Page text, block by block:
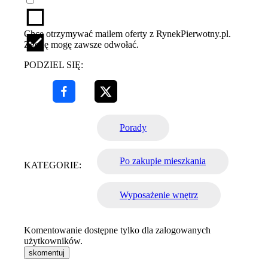
Chcę otrzymywać mailem oferty z RynekPierwotny.pl.
Zgodę mogę zawsze odwołać.
PODZIEL SIĘ:
KATEGORIE:
Porady
Po zakupie mieszkania
Wyposażenie wnętrz
Komentowanie dostępne tylko dla zalogowanych
użytkowników.
skomentuj